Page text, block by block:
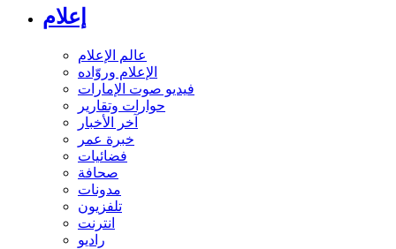
إعلام
عالم الإعلام
الإعلام وروّاده
فيديو صوت الإمارات
حوارات وتقارير
آخر الأخبار
خبرة عمر
فضائيات
صحافة
مدونات
تلفزيون
انترنت
راديو